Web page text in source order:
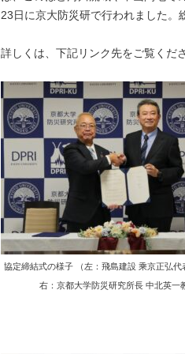
23日に京大防災研で行われました。
詳しくは、下記リンク先をご覧くださ
協定締結式の様子 （左：飛島建設 乘京正弘代
右：京都大学防災研究所長 中北英一